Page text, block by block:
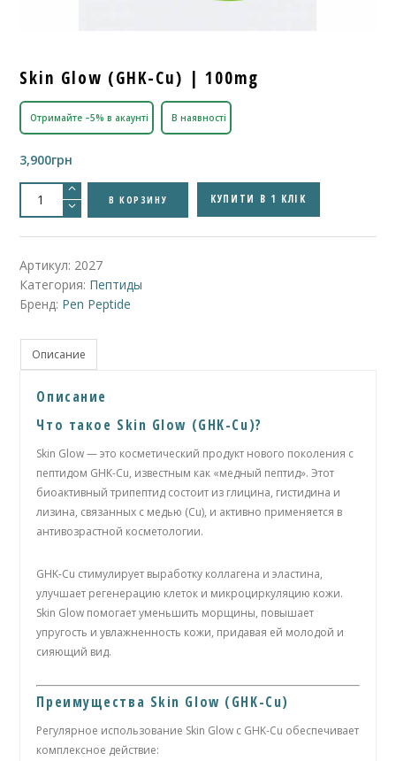
Skin Glow (GHK-Cu) | 100mg
Отримайте –5% в акаунті В наявності
3,900грн
Количество
товара
Skin
(GHK-
|
100mg
В КОРЗИНУ КУПИТИ В 1 КЛІК
Артикул: 2027
Категория: Пептиды
Бренд: Pen Peptide
Описание
Описание
Что такое Skin Glow (GHK-Cu)?
Skin Glow — это косметический продукт нового поколения с
пептидом GHK-Cu, известным как «медный пептид». Этот
биоактивный трипептид состоит из глицина, гистидина и
лизина, связанных с медью (Cu), и активно применяется в
антивозрастной косметологии.
GHK-Cu стимулирует выработку коллагена и эластина,
улучшает регенерацию клеток и микроциркуляцию кожи.
Skin Glow помогает уменьшить морщины, повышает
упругость и увлажненность кожи, придавая ей молодой и
сияющий вид.
Преимущества Skin Glow (GHK-Cu)
Регулярное использование Skin Glow с GHK-Cu обеспечивает
комплексное действие: